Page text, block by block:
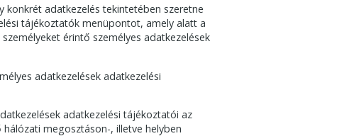
konkrét adatkezelés tekintetében szeretne
tájékoztatók menüpontot, amely alatt a
érintő személyes adatkezelések
adatkezelések adatkezelési
adatkezelési tájékoztatói az
megosztáson-, illetve helyben